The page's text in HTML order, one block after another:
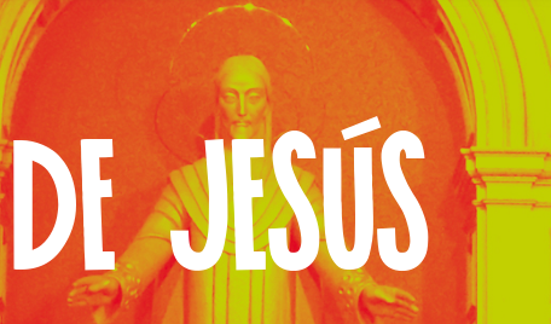
Jesús